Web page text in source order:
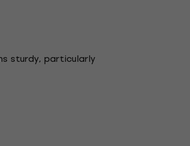
sturdy, particularly